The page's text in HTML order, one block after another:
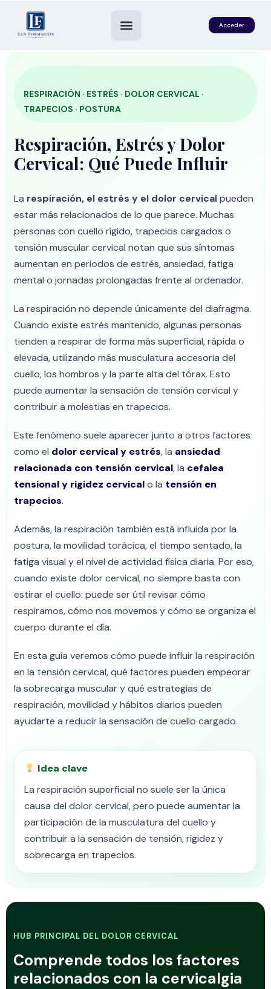
Acceder
RESPIRACIÓN · ESTRÉS · DOLOR CERVICAL ·
TRAPECIOS · POSTURA
Respiración, Estrés y Dolor
Cervical: Qué Puede Influir
La respiración, el estrés y el dolor cervicalpueden
estar más relacionados de lo que parece. Muchas
personas con cuello rígido, trapecios cargados o
tensión muscular cervical notan que sus síntomas
aumentan en periodos de estrés, ansiedad, fatiga
mental o jornadas prolongadas frente al ordenador.
La respiración no depende únicamente del diafragma.
Cuando existe estrés mantenido, algunas personas
tienden a respirar de forma más superficial, rápida o
elevada, utilizando más musculatura accesoria del
cuello, los hombros y la parte alta del tórax. Esto
puede aumentar la sensación de tensión cervical y
contribuir a molestias en trapecios.
Este fenómeno suele aparecer junto a otros factores
como el dolor cervical y estrés, la ansiedad
relacionada con tensión cervical, la cefalea
tensional y rigidez cervicalo la tensión en
trapecios.
Además, la respiración también está influida por la
postura, la movilidad torácica, el tiempo sentado, la
fatiga visual y el nivel de actividad física diaria. Por eso,
cuando existe dolor cervical, no siempre basta con
estirar el cuello: puede ser útil revisar cómo
respiramos, cómo nos movemos y cómo se organiza el
cuerpo durante el día.
En esta guía veremos cómo puede influir la respiración
en la tensión cervical, qué factores pueden empeorar
la sobrecarga muscular y qué estrategias de
respiración, movilidad y hábitos diarios pueden
ayudarte a reducir la sensación de cuello cargado.
Idea clave
La respiración superficial no suele ser la única
causa del dolor cervical, pero puede aumentar la
participación de la musculatura del cuello y
contribuir a la sensación de tensión, rigidez y
sobrecarga en trapecios.
HUB PRINCIPAL DEL DOLOR CERVICAL
Comprende todos los factores
relacionados con la cervicalgia